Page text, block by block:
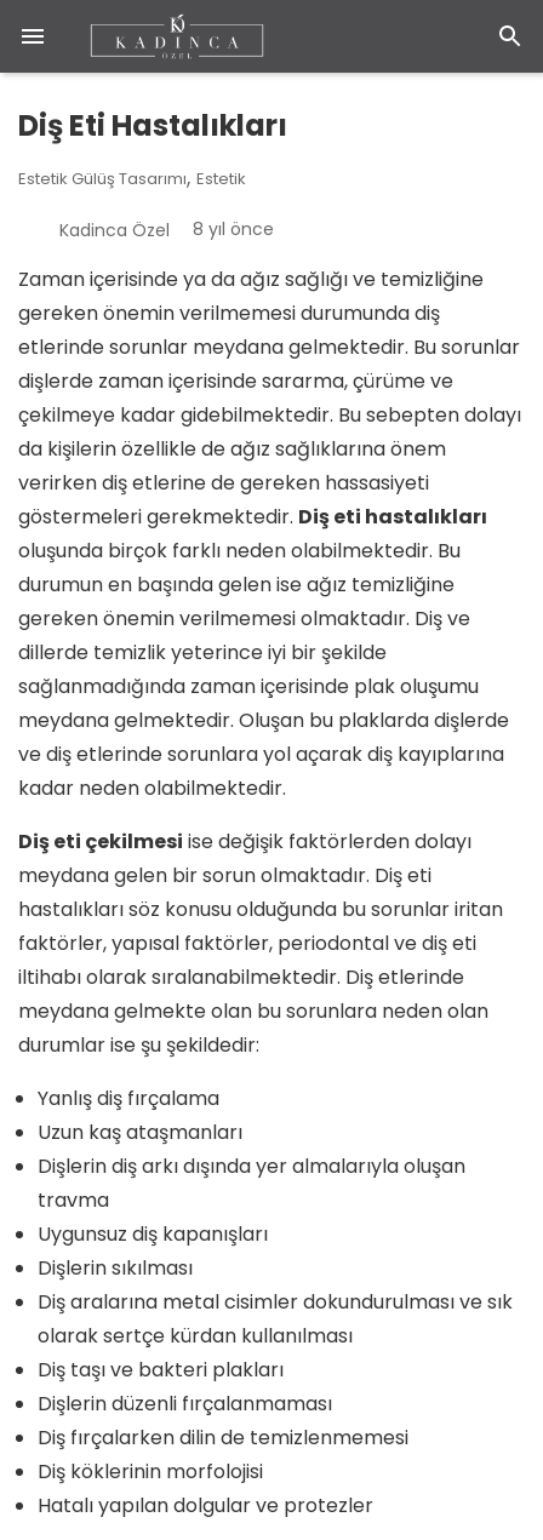
Diş Eti Hastalıkları
Estetik Gülüş Tasarımı, Estetik
Kadinca Özel 8 yıl önce
Zaman içerisinde ya da ağız sağlığı ve temizliğine
gereken önemin verilmemesi durumunda diş
etlerinde sorunlar meydana gelmektedir. Bu sorunlar
dişlerde zaman içerisinde sararma, çürüme ve
çekilmeye kadar gidebilmektedir. Bu sebepten dolayı
da kişilerin özellikle de ağız sağlıklarına önem
verirken diş etlerine de gereken hassasiyeti
göstermeleri gerekmektedir. Diş eti hastalıkları
oluşunda birçok farklı neden olabilmektedir. Bu
durumun en başında gelen ise ağız temizliğine
gereken önemin verilmemesi olmaktadır. Diş ve
dillerde temizlik yeterince iyi bir şekilde
sağlanmadığında zaman içerisinde plak oluşumu
meydana gelmektedir. Oluşan bu plaklarda dişlerde
ve diş etlerinde sorunlara yol açarak diş kayıplarına
kadar neden olabilmektedir.
Diş eti çekilmesi ise değişik faktörlerden dolayı
meydana gelen bir sorun olmaktadır. Diş eti
hastalıkları söz konusu olduğunda bu sorunlar iritan
faktörler, yapısal faktörler, periodontal ve diş eti
iltihabı olarak sıralanabilmektedir. Diş etlerinde
meydana gelmekte olan bu sorunlara neden olan
durumlar ise şu şekildedir:
Yanlış diş fırçalama
Uzun kaş ataşmanları
Dişlerin diş arkı dışında yer almalarıyla oluşan
travma
Uygunsuz diş kapanışları
Dişlerin sıkılması
Diş aralarına metal cisimler dokundurulması ve sık
olarak sertçe kürdan kullanılması
Diş taşı ve bakteri plakları
Dişlerin düzenli fırçalanmaması
Diş fırçalarken dilin de temizlenmemesi
Diş köklerinin morfolojisi
Hatalı yapılan dolgular ve protezler